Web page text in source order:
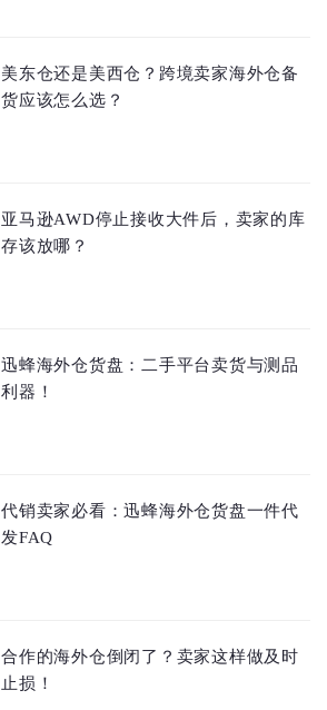
美东仓还是美西仓？跨境卖家海外仓备
货应该怎么选？
亚马逊AWD停止接收大件后，卖家的库
存该放哪？
迅蜂海外仓货盘：二手平台卖货与测品
利器！
代销卖家必看：迅蜂海外仓货盘一件代
发FAQ
合作的海外仓倒闭了？卖家这样做及时
止损！